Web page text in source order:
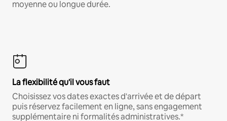
moyenne ou longue durée.
La flexibilité qu'il vous faut
Choisissez vos dates exactes d'arrivée et de départ
puis réservez facilement en ligne, sans engagement
supplémentaire ni formalités administratives.*